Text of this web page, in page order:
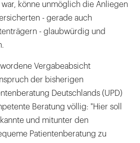
war, könne unmöglich die Anliegen
- gerade auch
- glaubwürdig und
Vergabeabsicht
der bisherigen
Deutschlands (UPD)
Beratung völlig: "Hier soll
und mitunter den
Patientenberatung zu